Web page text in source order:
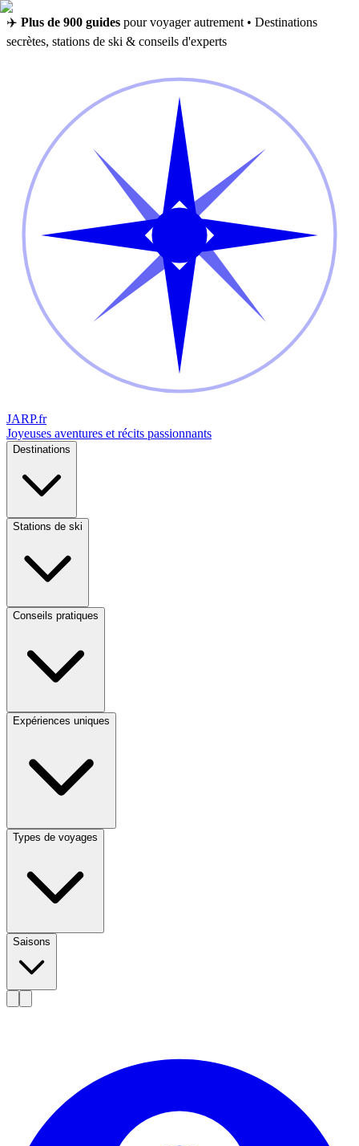
✈️ Plus de 900 guides pour voyager autrement • Destinations
secrètes, stations de ski & conseils d'experts
JARP.fr
Joyeuses aventures et récits passionnants
Destinations
Stations de ski
Conseils pratiques
Expériences uniques
Types de voyages
Saisons